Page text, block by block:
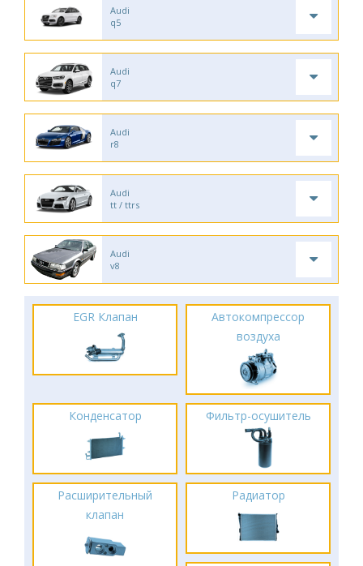
Audi
q5
Audi
q7
Audi
r8
Audi
tt / ttrs
Audi
v8
EGR Клапан
Автокомпрессор
воздуха
Конденсатор Фильтр-осушитель
Расширительный
клапан
Радиатор